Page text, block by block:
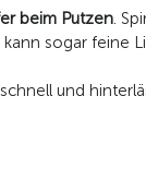
beim Putzen.
sogar feine
und